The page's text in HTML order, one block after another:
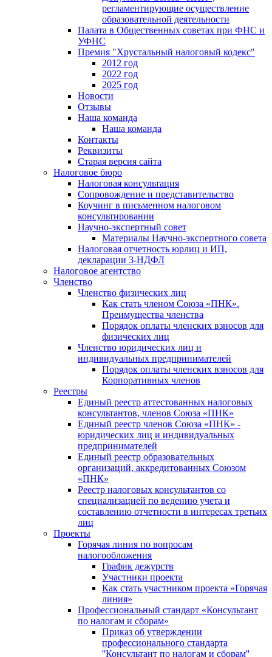
регламентирующие осуществление
образовательной деятельности
Палата в Общественных советах при ФНС и
УФНС
Премия "Хрустальный налоговый кодекс"
2012 год
2022 год
2025 год
Новости
Отзывы
Наша команда
Наша команда
Контакты
Реквизиты
Старая версия сайта
Налоговое бюро
Налоговая консультация
Cопровождение и представительство
Коучинг в письменном налоговом
консультировании
Научно-экспертный совет
Материалы Научно-экспертного совета
Налоговая отчетность юрлиц и ИП,
декларации 3-НДФЛ
Налоговое агентство
Членство
Членство физических лиц
Как стать членом Союза «ПНК».
Преимущества членства
Порядок оплаты членских взносов для
физических лиц
Членство юридических лиц и
индивидуальных предпринимателей
Порядок оплаты членских взносов для
Корпоративных членов
Реестры
Единый реестр аттестованных налоговых
консультантов, членов Союза «ПНК»
Единый реестр членов Союза «ПНК» -
юридических лиц и индивидуальных
предпринимателей
Единый реестр образовательных
организаций, аккредитованных Союзом
«ПНК»
Реестр налоговых консультантов со
специализацией по ведению учета и
составлению отчетности в интересах третьих
лиц
Проекты
Горячая линия по вопросам
налогообложения
График дежурств
Участники проекта
Как стать участником проекта «Горячая
линия»
Профессиональный стандарт «Консультант
по налогам и сборам»
Приказ об утверждении
профессионального стандарта
''Консультант по налогам и сборам''